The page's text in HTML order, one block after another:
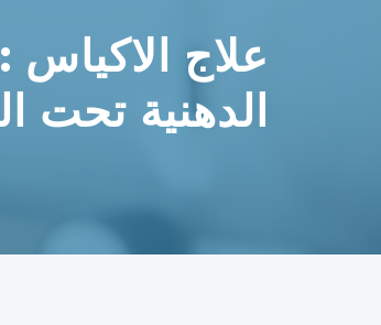
علاج الاكياس
الدهنية تحت